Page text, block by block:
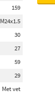
159
M24x1.5
30
27
59
29
Met vet